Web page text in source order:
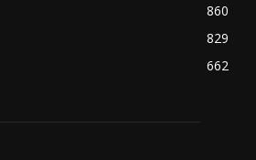
860
829
662